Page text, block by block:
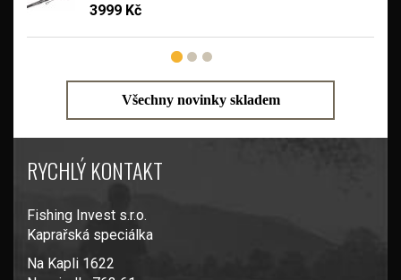
3999 Kč
Všechny novinky skladem
RYCHLÝ KONTAKT
Fishing Invest s.r.o.
Kaprařská speciálka
Na Kapli 1622